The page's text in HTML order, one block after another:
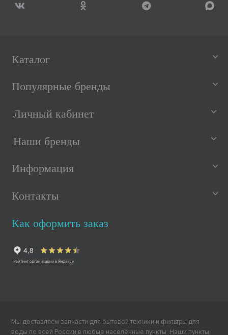
Каталог
Популярные бренды
Личный кабинет
Наши бренды
Информация
Контакты
Как оформить заказ
Мы доставляем запчасти для бытовой техники и фильтры для
воды по всей России в любые населённые пункты. Наши пункты